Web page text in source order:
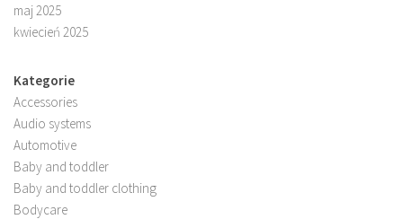
maj 2025
kwiecień 2025
Kategorie
Accessories
Audio systems
Automotive
Baby and toddler
Baby and toddler clothing
Bodycare